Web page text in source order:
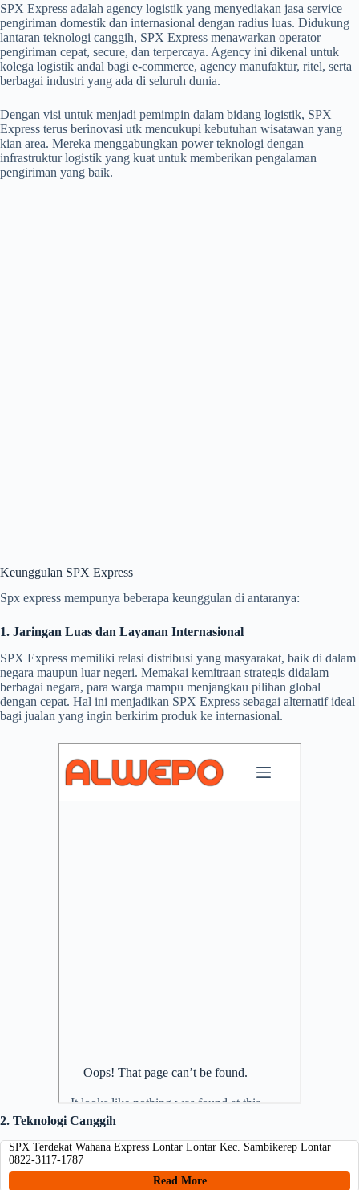
SPX Express adalah agency logistik yang menyediakan jasa service
pengiriman domestik dan internasional dengan radius luas. Didukung
lantaran teknologi canggih, SPX Express menawarkan operator
pengiriman cepat, secure, dan terpercaya. Agency ini dikenal untuk
kolega logistik andal bagi e-commerce, agency manufaktur, ritel, serta
berbagai industri yang ada di seluruh dunia.
Dengan visi untuk menjadi pemimpin dalam bidang logistik, SPX
Express terus berinovasi utk mencukupi kebutuhan wisatawan yang
kian area. Mereka menggabungkan power teknologi dengan
infrastruktur logistik yang kuat untuk memberikan pengalaman
pengiriman yang baik.
Keunggulan SPX Express
Spx express mempunya beberapa keunggulan di antaranya:
1. Jaringan Luas dan Layanan Internasional
SPX Express memiliki relasi distribusi yang masyarakat, baik di dalam
negara maupun luar negeri. Memakai kemitraan strategis didalam
berbagai negara, para warga mampu menjangkau pilihan global
dengan cepat. Hal ini menjadikan SPX Express sebagai alternatif ideal
bagi jualan yang ingin berkirim produk ke internasional.
2. Teknologi Canggih
SPX Terdekat Wahana Express Lontar Lontar Kec. Sambikerep Lontar
0822-3117-1787
Read More